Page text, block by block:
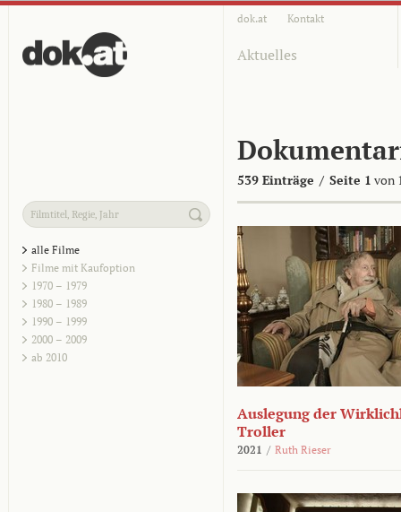
dok.at Kontakt
Aktuelles
539 Einträge / Seite 1 von
alle Filme
Filme mit Kaufoption
1970 – 1979
1980 – 1989
1990 – 1999
2000 – 2009
ab 2010
Auslegung der
Troller
2021 / Ruth Rieser